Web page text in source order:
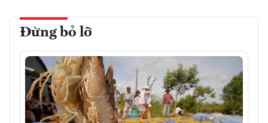
Đừng bỏ lỡ